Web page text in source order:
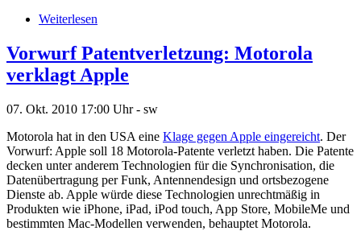
Weiterlesen
Vorwurf Patentverletzung: Motorola
verklagt Apple
07. Okt. 2010 17:00 Uhr - sw
Motorola hat in den USA eine Klage gegen Apple eingereicht. Der
Vorwurf: Apple soll 18 Motorola-Patente verletzt haben. Die Patente
decken unter anderem Technologien für die Synchronisation, die
Datenübertragung per Funk, Antennendesign und ortsbezogene
Dienste ab. Apple würde diese Technologien unrechtmäßig in
Produkten wie iPhone, iPad, iPod touch, App Store, MobileMe und
bestimmten Mac-Modellen verwenden, behauptet Motorola.